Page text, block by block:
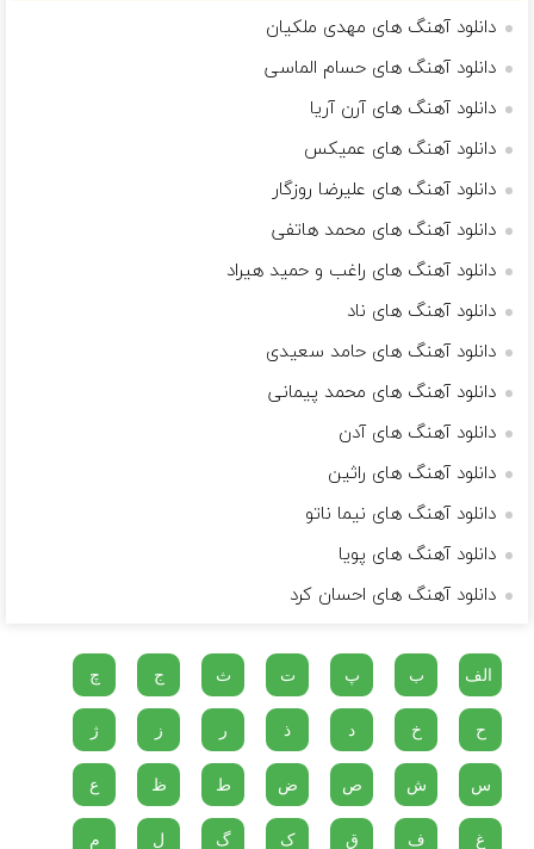
دانلود آهنگ های مهدی ملکیان
دانلود آهنگ های حسام الماسی
دانلود آهنگ های آرن آریا
دانلود آهنگ های عمیکس
دانلود آهنگ های علیرضا روزگار
دانلود آهنگ های محمد هاتفی
دانلود آهنگ های راغب و حمید هیراد
دانلود آهنگ های ناد
دانلود آهنگ های حامد سعیدی
دانلود آهنگ های محمد پیمانی
دانلود آهنگ های آدن
دانلود آهنگ های راثین
دانلود آهنگ های نیما ناتو
دانلود آهنگ های پویا
دانلود آهنگ های احسان کرد
الف ب پ ت ث ج چ
ح خ د ذ ر ز ژ
س ش ص ض ط ظ ع
غ ف ق ک گ ل م